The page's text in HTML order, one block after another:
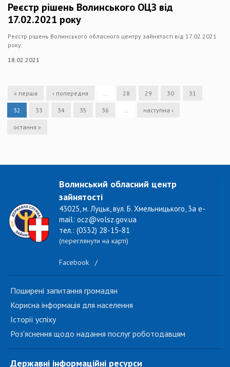
Реєстр рішень Волинського ОЦЗ від
17.02.2021 року
Реєстр рішень Волинського обласного центру зайнятості від 17.02.2021
року.
18.02.2021
« перша ‹ попередня … 28 29 30 31
32 33 34 35 36 … наступна ›
остання »
Волинський обласний центр
зайнятості
43025, м. Луцьк, вул. Б. Хмельницького, 3а e-
mail: ocz@volsz.gov.ua
тел.: (0332) 28-15-81
(переглянути на карті)
Facebook /
Поширені запитання громадян
Корисна інформація для населення
Історії успіху
Роз'яснення щодо надання послуг роботодавцям
Державні інформаційні ресурси